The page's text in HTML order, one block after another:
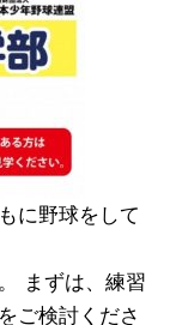
に野球をして
まずは、練習
ご検討くださ